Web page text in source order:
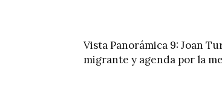
Vista Panorámica 9: Joan
migrante y agenda por la